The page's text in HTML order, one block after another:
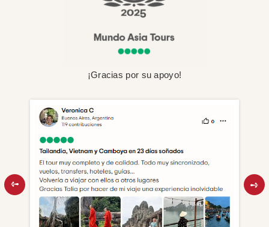
¡Gracias por su apoyo!